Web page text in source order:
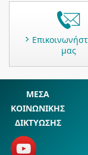
μας
ΜΕΣΑ
ΚΟΙΝΩΝΙΚΗΣ
ΔΙΚΤΥΩΣΗΣ